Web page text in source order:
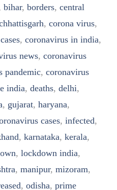
bihar, borders, central
, corona virus,
, coronavirus in india,
news, coronavirus
pandemic, coronavirus
india, deaths, delhi,
, gujarat, haryana,
cases, infected,
, karnataka, kerala,
, lockdown india,
, manipur, mizoram,
, odisha, prime